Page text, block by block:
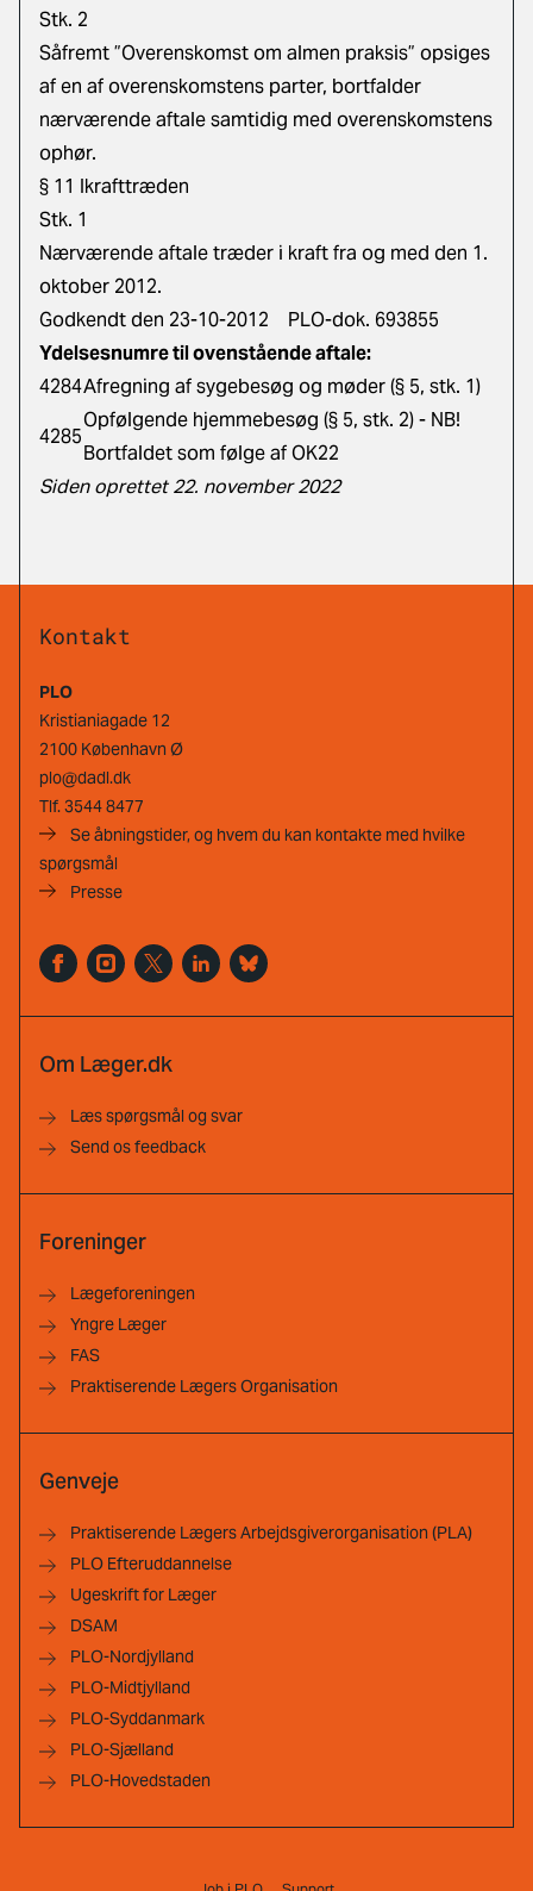
Stk. 2
Såfremt ”Overenskomst om almen praksis” opsiges
af en af overenskomstens parter, bortfalder
nærværende aftale samtidig med overenskomstens
ophør.
§ 11 Ikrafttræden
Stk. 1
Nærværende aftale træder i kraft fra og med den 1.
oktober 2012.
Godkendt den 23-10-2012 PLO-dok. 693855
Ydelsesnumre til ovenstående aftale:
4284Afregning af sygebesøg og møder (§ 5, stk. 1)
4285
Opfølgende hjemmebesøg (§ 5, stk. 2) - NB!
Bortfaldet som følge af OK22
Siden oprettet 22. november 2022
Kontakt
PLO
Kristianiagade 12
2100 København Ø
plo@dadl.dk
Tlf.3544 8477
Se åbningstider, og hvem du kan kontakte med hvilke
spørgsmål
Presse
Om Læger.dk
Læs spørgsmål og svar
Send os feedback
Foreninger
Lægeforeningen
Yngre Læger
FAS
Praktiserende Lægers Organisation
Genveje
Praktiserende Lægers Arbejdsgiverorganisation (PLA)
PLO Efteruddannelse
Ugeskrift for Læger
DSAM
PLO-Nordjylland
PLO-Midtjylland
PLO-Syddanmark
PLO-Sjælland
PLO-Hovedstaden